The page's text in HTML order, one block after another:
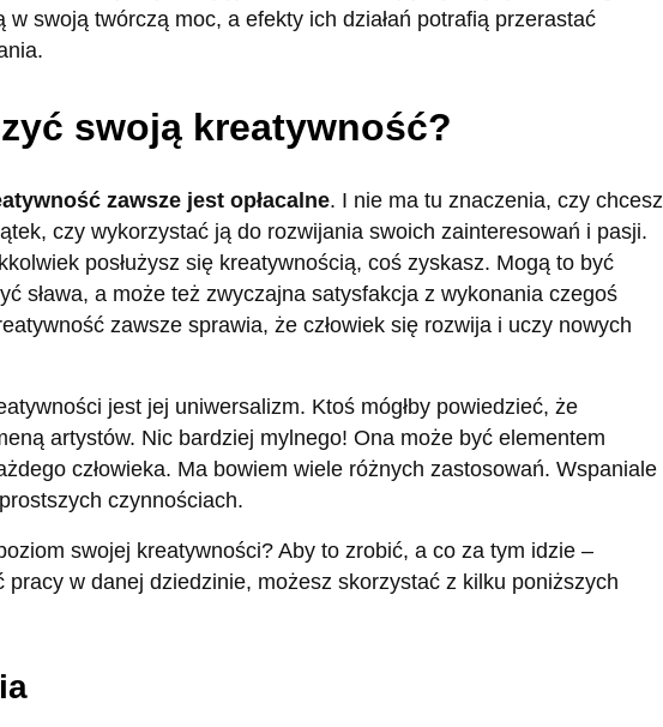
w swoją twórczą moc, a efekty ich działań potrafią przerastać
swoją kreatywność?
zawsze jest opłacalne. I nie ma tu znaczenia, czy chcesz
czy wykorzystać ją do rozwijania swoich zainteresowań i pasji.
posłużysz się kreatywnością, coś zyskasz. Mogą to być
sława, a może też zwyczajna satysfakcja z wykonania czegoś
zawsze sprawia, że człowiek się rozwija i uczy nowych
jest jej uniwersalizm. Ktoś mógłby powiedzieć, że
artystów. Nic bardziej mylnego! Ona może być elementem
człowieka. Ma bowiem wiele różnych zastosowań. Wspaniale
czynnościach.
swojej kreatywności? Aby to zrobić, a co za tym idzie –
pracy w danej dziedzinie, możesz skorzystać z kilku poniższych